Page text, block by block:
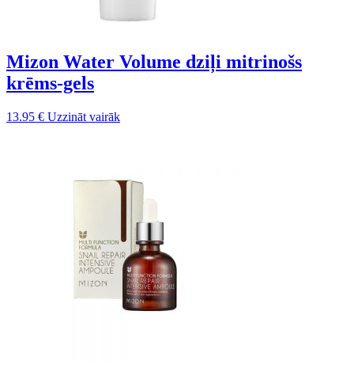
Mizon Water Volume dziļi mitrinošs
krēms-gels
13.95 € Uzzināt vairāk